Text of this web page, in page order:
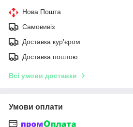
Нова Пошта
Самовивіз
Доставка кур'єром
Доставка поштою
Всі умови доставки
Умови оплати